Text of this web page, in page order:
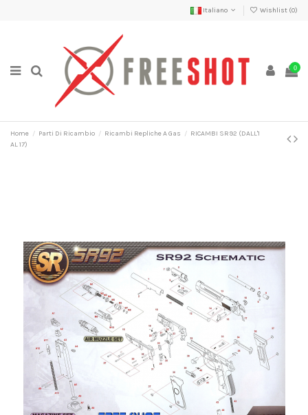
Italiano Wishlist (0)
0
Home Parti Di Ricambio Ricambi Repliche A Gas
RICAMBI SR92 (DALL'1
AL 17)